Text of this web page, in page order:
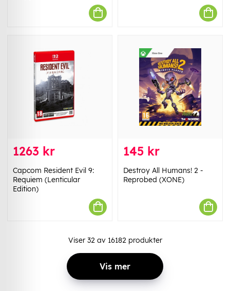
1263 kr
Capcom Resident Evil 9:
Requiem (Lenticular
Edition)
145 kr
Destroy All Humans! 2 -
Reprobed (XONE)
Viser 32av 16182produkter
Vis mer